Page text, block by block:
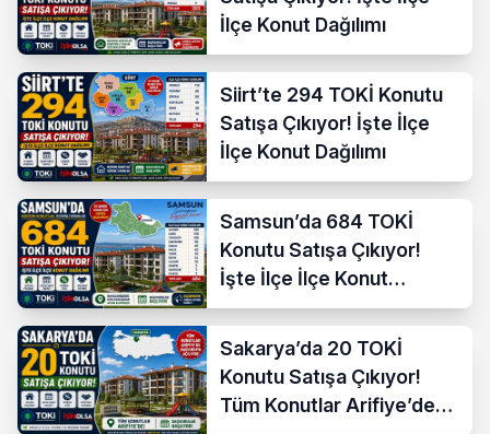
İlçe Konut Dağılımı
Siirt’te 294 TOKİ Konutu
Satışa Çıkıyor! İşte İlçe
İlçe Konut Dağılımı
Samsun’da 684 TOKİ
Konutu Satışa Çıkıyor!
İşte İlçe İlçe Konut
Dağılımı
Sakarya’da 20 TOKİ
Konutu Satışa Çıkıyor!
Tüm Konutlar Arifiye’de